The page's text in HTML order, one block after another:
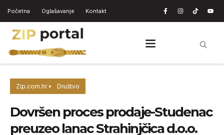
Početna Oglašavanje Kontakt
Zip.com.hr Društvo
Dovršen proces prodaje-Studenac
preuzeo lanac Strahinjčica d.o.o.